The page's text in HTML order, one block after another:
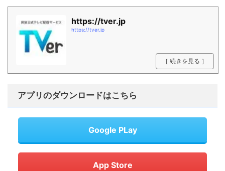
https://tver.jp
https://tver.jp
［ 続きを見る ］
アプリのダウンロードはこちら
Google PLay
App Store